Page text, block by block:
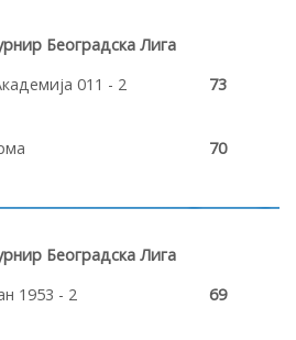
Београдска Лига
011 - 2
73
70
Београдска Лига
1953 - 2
69